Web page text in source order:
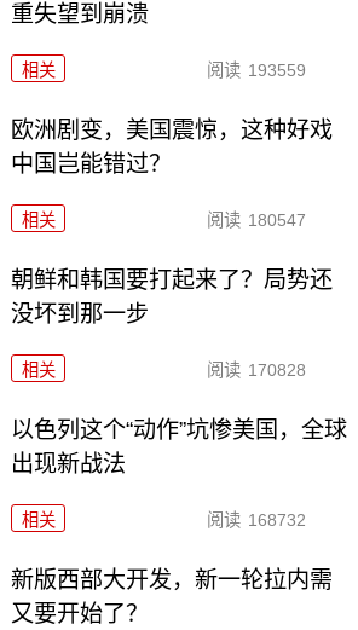
重失望到崩溃
相关 阅读 193559
欧洲剧变，美国震惊，这种好戏
中国岂能错过？
相关 阅读 180547
朝鲜和韩国要打起来了？局势还
没坏到那一步
相关 阅读 170828
以色列这个“动作”坑惨美国，全球
出现新战法
相关 阅读 168732
新版西部大开发，新一轮拉内需
又要开始了？